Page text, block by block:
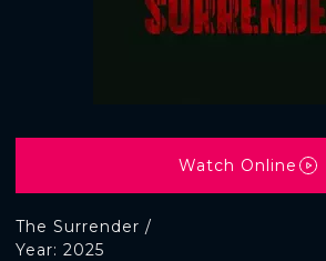
The Surrender /
Year: 2025
Watch Online